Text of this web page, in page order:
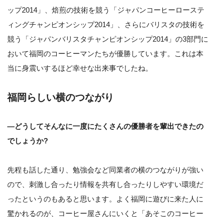
ップ2014」、焙煎の技術を競う「ジャパンコーヒーローステ
ィングチャンピオンシップ2014」、さらにバリスタの技術を
競う「ジャパンバリスタチャンピオンシップ2014」の3部門に
おいて福岡のコーヒーマンたちが優勝しています。これは本
当に身震いするほど幸せな出来事でしたね。
福岡らしい横のつながり
—どうしてそんなに一度にたくさんの優勝者を輩出できたの
でしょうか?
先程も話した通り、勉強会など同業者の横のつながりが強い
ので、刺激し合ったり情報を共有し合ったりしやすい環境だ
ったというのもあると思います。よく福岡に遊びに来た人に
驚かれるのが、コーヒー屋さんにいくと「あそこのコーヒー